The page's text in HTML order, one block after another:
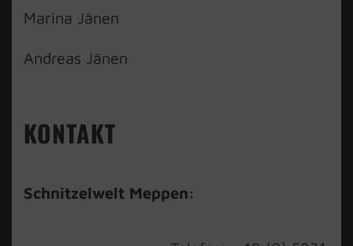
Marina Jänen
Andreas Jänen
KONTAKT
Schnitzelwelt Meppen: